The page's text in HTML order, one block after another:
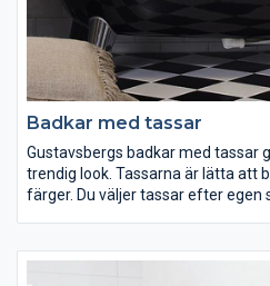
Badkar med tassar
Gustavsbergs badkar med tassar
trendig look. Tassarna är lätta att
färger. Du väljer tassar efter egen
(Glazeplus) så att de blir säkra och